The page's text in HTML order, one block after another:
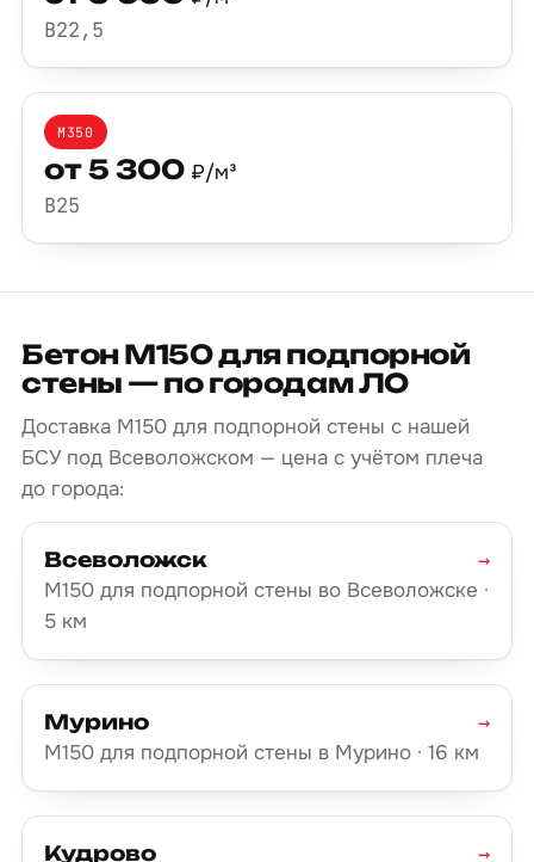
B22,5
М350
от 5 300 ₽/м³
B25
Бетон М150 для подпорной
стены — по городам ЛО
Доставка М150 для подпорной стены с нашей
БСУ под Всеволожском — цена с учётом плеча
до города:
Всеволожск
М150 для подпорной стены во Всеволожске ·
5 км
→
Мурино
М150 для подпорной стены в Мурино · 16 км
→
Кудрово →